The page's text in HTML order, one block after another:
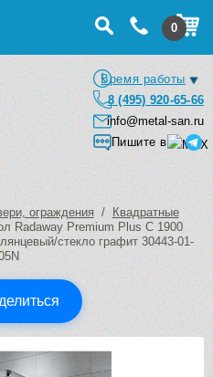
0
Время работы
8 (495) 920-65-66
info@metal-san.ru
Пишите в
ограждения/
Квадратные
Radaway Premium Plus C 1900
стекло графит 30443-01-